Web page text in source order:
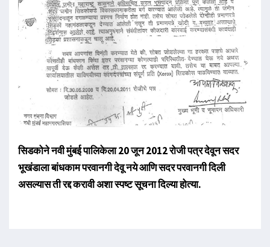
सिडकोने नवी मुंबई पालिकेला 20 जून 2012 रोजी पत्र देवून सदर
भूखंडाला बांधकाम परवानगी देवू नये आणि सदर परवानगी दिली
असल्यास ती रद्द करावी अशा स्पष्ट सूचना दिल्या होत्या.